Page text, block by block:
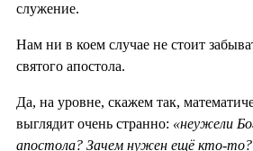
служение.
Нам ни в коем случае не стоит
святого апостола.
Да, на уровне, скажем так,
выглядит очень странно: «неужели
апостола? Зачем нужен ещё кто-то?